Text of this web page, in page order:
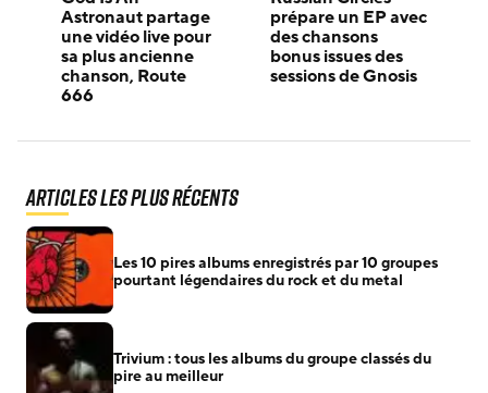
Astronaut partage
une vidéo live pour
sa plus ancienne
chanson, Route
666
prépare un EP avec
des chansons
bonus issues des
sessions de Gnosis
Articles les plus récents
Les 10 pires albums enregistrés par 10 groupes
pourtant légendaires du rock et du metal
Trivium : tous les albums du groupe classés du
pire au meilleur